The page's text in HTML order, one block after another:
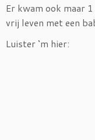
Er kwam ook maar
vrij leven met een
Luister ‘m hier: